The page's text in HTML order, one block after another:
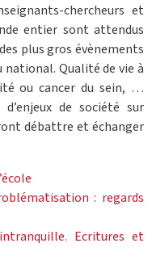
chercheurs et
entier sont attendus
plus gros évènements
national. Qualité de vie à
ou cancer du sein, …
de société sur
débattre et échanger
: regards
Ecritures et